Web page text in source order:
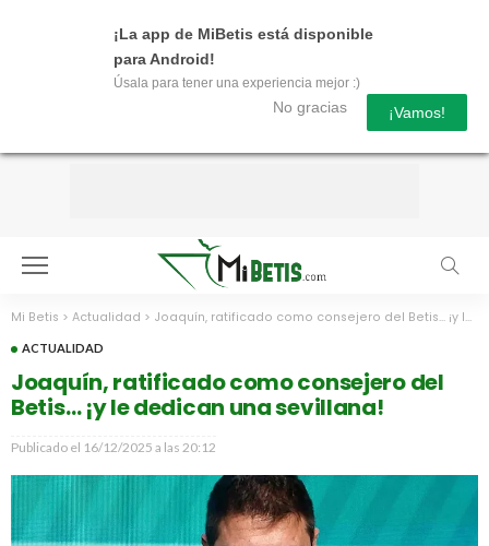
¡La app de MiBetis está disponible
para Android!
Úsala para tener una experiencia mejor :)
No gracias ¡Vamos!
Mi Betis > Actualidad > Joaquín, ratificado como consejero del Betis… ¡y le dedican una sevillana!
ACTUALIDAD
Joaquín, ratificado como consejero del
Betis… ¡y le dedican una sevillana!
Publicado el 16/12/2025 a las 20:12